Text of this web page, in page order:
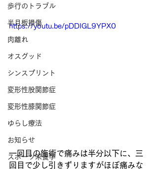
歩行のトラブル
半月板損傷
肉離れ
オスグッド
シンスプリント
変形性股関節症
変形性膝関節症
ゆらし療法
お知らせ
スポーツ栄養学
https://youtu.be/pDDIGL9YPX0
一回目の施術で痛みは半分以下に、三
回目で少し引きずりますがほぼ痛みな